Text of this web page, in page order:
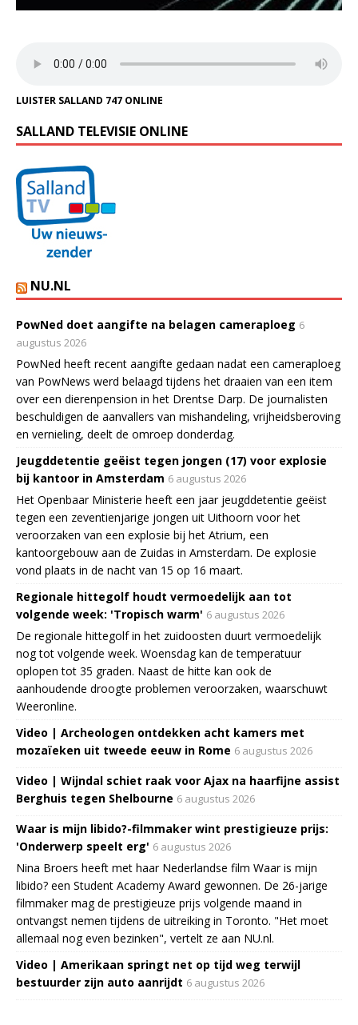
LUISTER SALLAND 747 ONLINE
SALLAND TELEVISIE ONLINE
NU.NL
PowNed doet aangifte na belagen cameraploeg 6
augustus 2026
PowNed heeft recent aangifte gedaan nadat een cameraploeg
van PowNews werd belaagd tijdens het draaien van een item
over een dierenpension in het Drentse Darp. De journalisten
beschuldigen de aanvallers van mishandeling, vrijheidsberoving
en vernieling, deelt de omroep donderdag.
Jeugddetentie geëist tegen jongen (17) voor explosie
bij kantoor in Amsterdam 6 augustus 2026
Het Openbaar Ministerie heeft een jaar jeugddetentie geëist
tegen een zeventienjarige jongen uit Uithoorn voor het
veroorzaken van een explosie bij het Atrium, een
kantoorgebouw aan de Zuidas in Amsterdam. De explosie
vond plaats in de nacht van 15 op 16 maart.
Regionale hittegolf houdt vermoedelijk aan tot
volgende week: 'Tropisch warm' 6 augustus 2026
De regionale hittegolf in het zuidoosten duurt vermoedelijk
nog tot volgende week. Woensdag kan de temperatuur
oplopen tot 35 graden. Naast de hitte kan ook de
aanhoudende droogte problemen veroorzaken, waarschuwt
Weeronline.
Video | Archeologen ontdekken acht kamers met
mozaïeken uit tweede eeuw in Rome 6 augustus 2026
Video | Wijndal schiet raak voor Ajax na haarfijne assist
Berghuis tegen Shelbourne 6 augustus 2026
Waar is mijn libido?-filmmaker wint prestigieuze prijs:
'Onderwerp speelt erg' 6 augustus 2026
Nina Broers heeft met haar Nederlandse film Waar is mijn
libido? een Student Academy Award gewonnen. De 26-jarige
filmmaker mag de prestigieuze prijs volgende maand in
ontvangst nemen tijdens de uitreiking in Toronto. "Het moet
allemaal nog even bezinken", vertelt ze aan NU.nl.
Video | Amerikaan springt net op tijd weg terwijl
bestuurder zijn auto aanrijdt 6 augustus 2026